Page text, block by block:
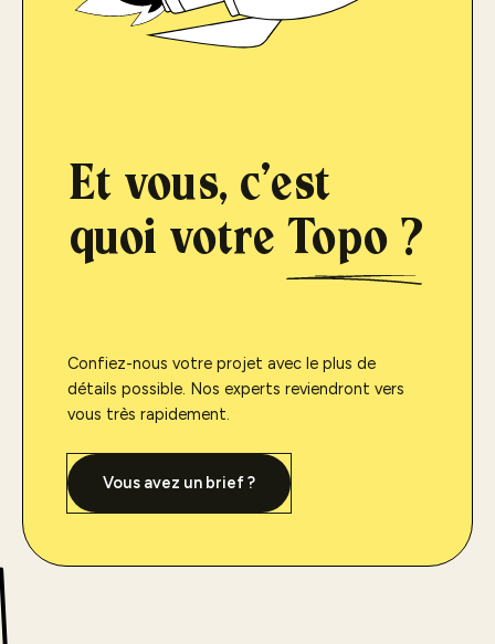
Et vous, c'est
quoi votre Topo ?
Confiez-nous votre projet avec le plus de
détails possible. Nos experts reviendront vers
vous très rapidement.
Vous avez un brief ?